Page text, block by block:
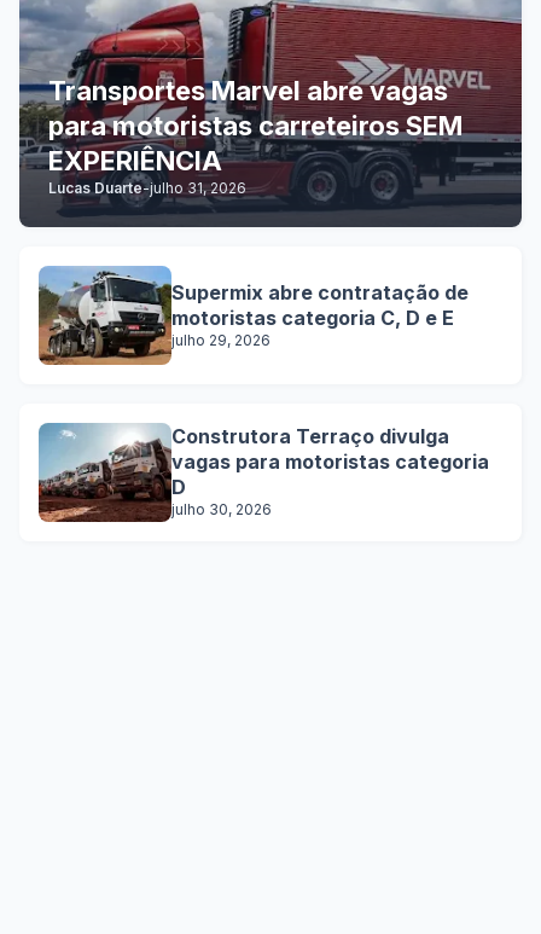
Transportes Marvel abre vagas
para motoristas carreteiros SEM
EXPERIÊNCIA
Lucas Duarte-julho 31, 2026
Supermix abre contratação de
motoristas categoria C, D e E
julho 29, 2026
Construtora Terraço divulga
vagas para motoristas categoria
D
julho 30, 2026